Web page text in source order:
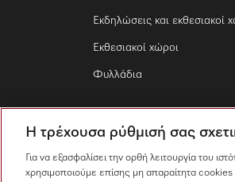
Εκδηλώσεις και εκθεσιακοί
Εκθεσιακοί χώροι
Φυλλάδια
Η τρέχουσα ρύθμισή σας
Για να εξασφαλίσει την ορθή λειτουργία του
χρησιμοποιούμε επίσης μη απαραίτητα